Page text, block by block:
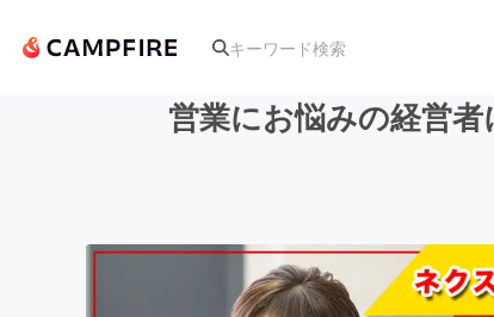
アート・写真
営業にお悩みの経営